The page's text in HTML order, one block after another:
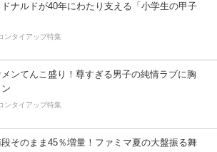
ドナルドが40年にわたり支える「小学生の甲子
ンタイアップ特集
メンてんこ盛り！尊すぎる男子の純情ラブに胸
ンタイアップ特集
段そのまま45％増量！ファミマ夏の大盤振る舞